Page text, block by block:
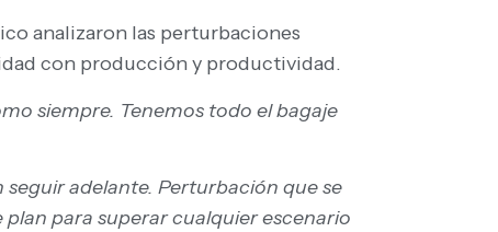
analizaron las perturbaciones
con producción y productividad.
siempre. Tenemos todo el bagaje
adelante. Perturbación que se
para superar cualquier escenario